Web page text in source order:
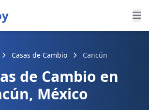
Casas de Cambio Cancún
de Cambio en
México